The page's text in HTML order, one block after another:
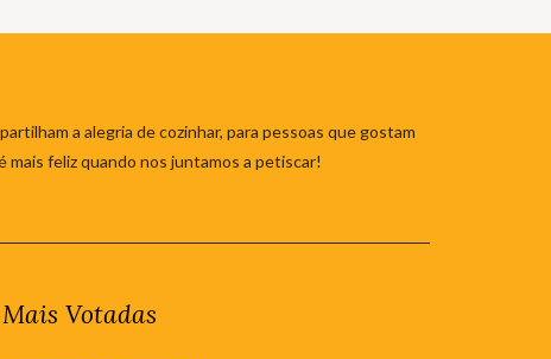
a alegria de cozinhar, para pessoas que gostam
mais feliz quando nos juntamos a petiscar!
Mais Votadas